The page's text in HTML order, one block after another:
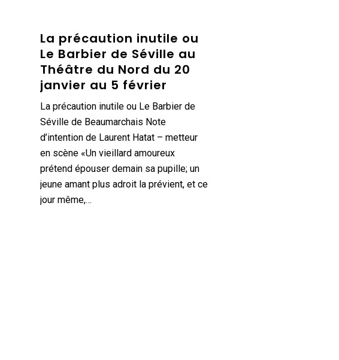
La précaution inutile ou
Le Barbier de Séville au
Théâtre du Nord du 20
janvier au 5 février
La précaution inutile ou Le Barbier de
Séville de Beaumarchais Note
d’intention de Laurent Hatat – metteur
en scène «Un vieillard amoureux
prétend épouser demain sa pupille; un
jeune amant plus adroit la prévient, et ce
jour même,…